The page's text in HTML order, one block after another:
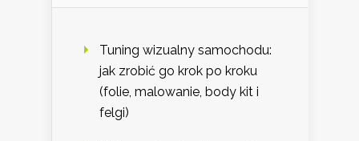
Tuning wizualny samochodu:
jak zrobić go krok po kroku
(folie, malowanie, body kit i
felgi)